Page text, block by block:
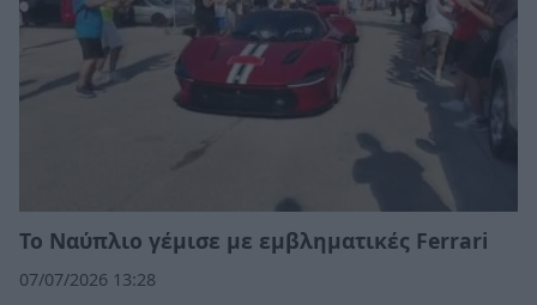
Το Ναύπλιο γέμισε με εμβληματικές Ferrari
07/07/2026 13:28